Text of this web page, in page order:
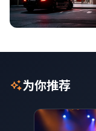
为你推荐